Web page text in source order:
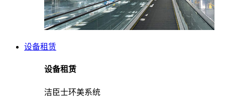
设备租赁
设备租赁
洁臣士环美系统